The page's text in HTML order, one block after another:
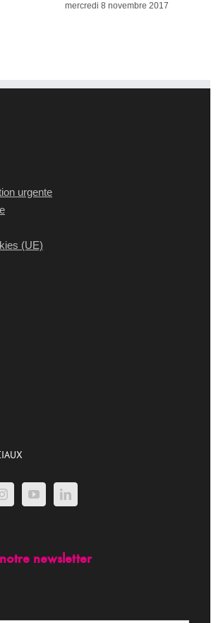
mercredi 8 novembre 2017
urgente
(UE)
newsletter